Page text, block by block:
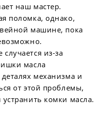
наш мастер.
поломка, однако,
машине, пока
из-за
масла
механизма и
от этой проблемы,
комки масла.